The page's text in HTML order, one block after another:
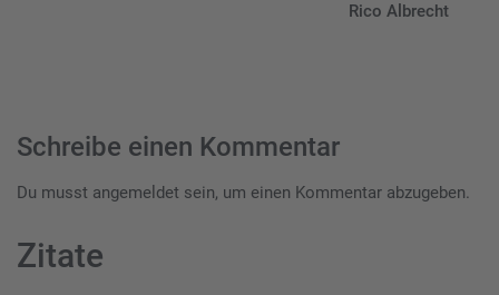
Rico Albrecht
Schreibe einen Kommentar
Du musst angemeldet sein, um einen Kommentar abzugeben.
Zitate